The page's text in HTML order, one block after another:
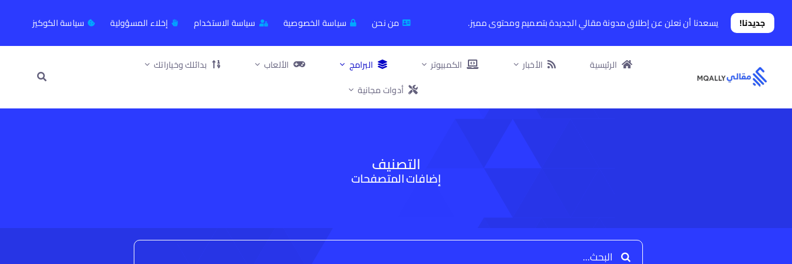
content
جديدنا! يسعدنا أن نعلن عن إطلاق مدونة مقالي الجديدة بتصميم ومحتوى مميز. من نحن سياسة الخصوصية سياسة الاستخدام إخلاء المسؤولية سياسة الكوكيز
الرئيسية الأخبار الكمبيوتر البرامج الألعاب
بدائلك وخياراتك
أدوات مجانية
التصنيف
إضافات المتصفحات
البحث